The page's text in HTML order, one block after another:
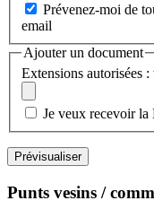
Prévenez-moi de
email
Ajouter un document
Extensions autorisées :
Je veux recevoir la
Punts vesins /